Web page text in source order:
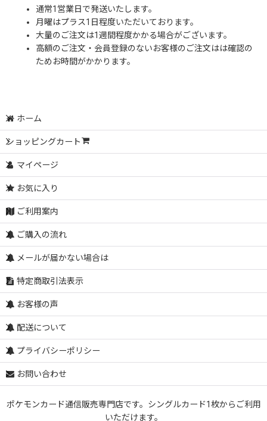
通常1営業日で発送いたします。
月曜はプラス1日程度いただいております。
大量のご注文は1週間程度かかる場合がございます。
高額のご注文・会員登録のないお客様のご注文はは確認の
ためお時間がかかります。
ホーム
ショッピングカート
マイページ
お気に入り
ご利用案内
ご購入の流れ
メールが届かない場合は
特定商取引法表示
お客様の声
配送について
プライバシーポリシー
お問い合わせ
ポケモンカード通信販売専門店です。シングルカード1枚からご利用
いただけます。